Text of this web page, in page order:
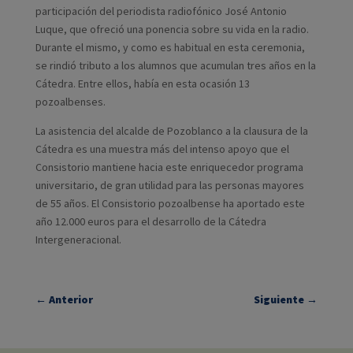
participación del periodista radiofónico José Antonio
Luque, que ofreció una ponencia sobre su vida en la radio.
Durante el mismo, y como es habitual en esta ceremonia,
se rindió tributo a los alumnos que acumulan tres años en la
Cátedra. Entre ellos, había en esta ocasión 13
pozoalbenses.
La asistencia del alcalde de Pozoblanco a la clausura de la
Cátedra es una muestra más del intenso apoyo que el
Consistorio mantiene hacia este enriquecedor programa
universitario, de gran utilidad para las personas mayores
de 55 años. El Consistorio pozoalbense ha aportado este
año 12.000 euros para el desarrollo de la Cátedra
Intergeneracional.
← Anterior Siguiente →